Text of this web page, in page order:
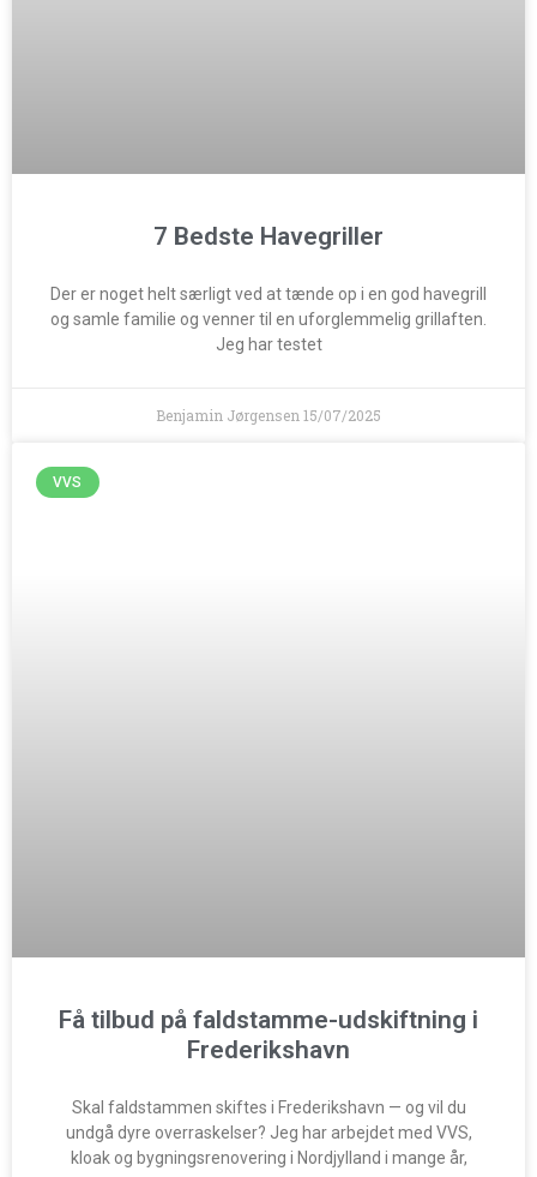
7 Bedste Havegriller
Der er noget helt særligt ved at tænde op i en god havegrill
og samle familie og venner til en uforglemmelig grillaften.
Jeg har testet
Benjamin Jørgensen 15/07/2025
VVS
Få tilbud på faldstamme-udskiftning i
Frederikshavn
Skal faldstammen skiftes i Frederikshavn — og vil du
undgå dyre overraskelser? Jeg har arbejdet med VVS,
kloak og bygningsrenovering i Nordjylland i mange år,